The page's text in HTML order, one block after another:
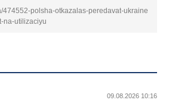
474552-polsha-otkazalas-peredavat-ukraine
na-utilizaciyu
09.08.2026 10:16